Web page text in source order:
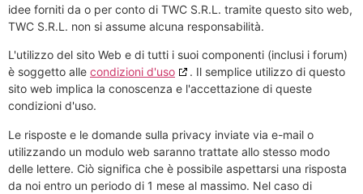
idee forniti da o per conto di TWC S.R.L. tramite questo sito web,
TWC S.R.L. non si assume alcuna responsabilità.
L'utilizzo del sito Web e di tutti i suoi componenti (inclusi i forum)
è soggetto alle condizioni d'uso
. Il semplice utilizzo di questo
sito web implica la conoscenza e l'accettazione di queste
condizioni d'uso.
Le risposte e le domande sulla privacy inviate via e-mail o
utilizzando un modulo web saranno trattate allo stesso modo
delle lettere. Ciò significa che è possibile aspettarsi una risposta
da noi entro un periodo di 1 mese al massimo. Nel caso di